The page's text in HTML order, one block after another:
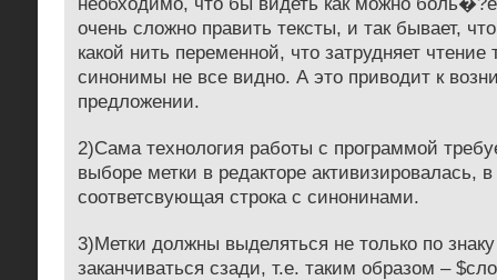
очень сложно править тексты, и так бывает,
какой нить переменной, что затрудняет чтение
синонимы не все видно. А это приводит к
предложении.
2)Сама технология работы с программой
выборе метки в редакторе активизировалась,
соответсвующая строка с синонинами.
3)Метки должны выделяться не только по
заканчиваться сзади, т.е. таким образом –